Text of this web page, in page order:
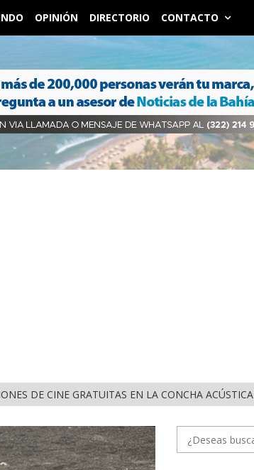
OPINIÓN DIRECTORIO CONTACTO
DE CINE GRATUITAS EN LA CONCHA ACÚSTICA